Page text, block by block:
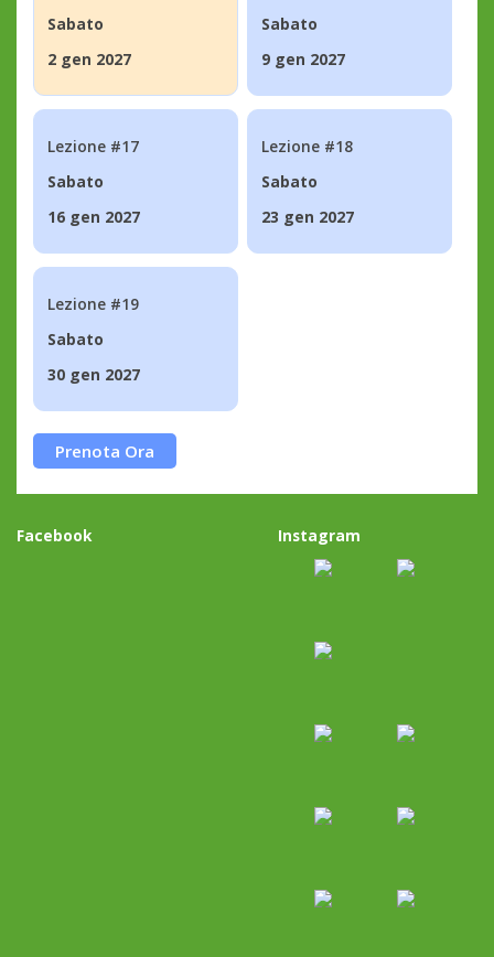
Sabato
2 gen 2027
Sabato
9 gen 2027
Lezione #17
Sabato
16 gen 2027
Lezione #18
Sabato
23 gen 2027
Lezione #19
Sabato
30 gen 2027
Prenota Ora
Facebook Instagram